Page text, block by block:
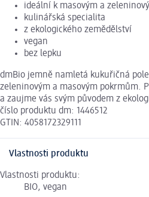
ideální k masovým a
kulinářská specialita
z ekologického zemědělství
vegan
bez lepku
dmBio jemně namletá kukuřičná
zeleninovým a masovým pokrmům.
a zaujme vás svým původem z
číslo produktu dm: 1446512
GTIN: 4058172329111
Vlastnosti produktu
Vlastnosti produktu:
BIO, vegan